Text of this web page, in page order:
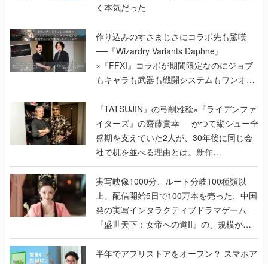
く本気だった
作り込みのすさまじさにコラボ先も驚嘆
──『Wizardry Variants Daphne』
×『FFXI』コラボが期間限定なのにジョブ
もキャラも武器も戦闘システムもワンオフ
で作り込まれた理由を両ディレクターに聞
く
『TATSUJIN』の弓削雅稔×『ライデンファ
イターズ』の齋藤貴幸──かつて縦シュー全
盛期を支えていた2人が、30年後に同じ会
社で机を並べる理由とは。新作
『TATSUJIN EXTREME』で初タッグを組
んだレジェンド2人に訊く開発秘話
実写映像1000分、ルート分岐100種類以
上。配信開始5日で100万本を売った、中国
発の実写インタラクティブドラマゲーム
『盛世天下：女帝への道II』の、規模が違
うこだわりをプロデューサーに聞いた
半年でアプリストアをオープン？ スマホア